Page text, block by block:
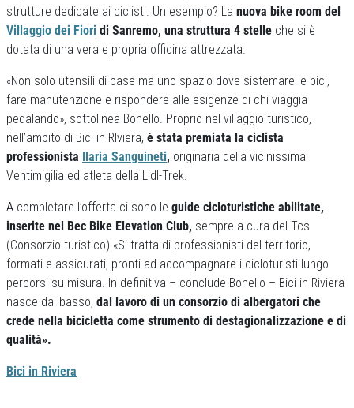
strutture dedicate ai ciclisti. Un esempio? La nuova bike room del
Villaggio dei Fiori di Sanremo, una struttura 4 stelle che si è
dotata di una vera e propria officina attrezzata.
«Non solo utensili di base ma uno spazio dove sistemare le bici,
fare manutenzione e rispondere alle esigenze di chi viaggia
pedalando», sottolinea Bonello. Proprio nel villaggio turistico,
nell’ambito di Bici in RIviera, è stata premiata la ciclista
professionista Ilaria Sanguineti, originaria della vicinissima
Ventimigilia ed atleta della Lidl-Trek.
A completare l’offerta ci sono le guide cicloturistiche abilitate,
inserite nel Bec Bike Elevation Club, sempre a cura del Tcs
(Consorzio turistico) «Si tratta di professionisti del territorio,
formati e assicurati, pronti ad accompagnare i cicloturisti lungo
percorsi su misura. In definitiva – conclude Bonello – Bici in Riviera
nasce dal basso, dal lavoro di un consorzio di albergatori che
crede nella bicicletta come strumento di destagionalizzazione e di
qualità».
Bici in Riviera